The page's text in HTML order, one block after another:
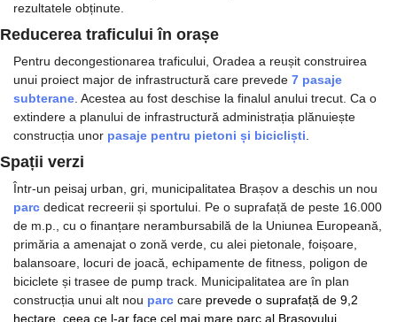
rezultatele obținute.
Reducerea traficului în orașe
Pentru decongestionarea traficului, Oradea a reușit construirea
unui proiect major de infrastructură care prevede 7 pasaje
subterane . Acestea au fost deschise la finalul anului trecut. Ca o
extindere a planului de infrastructură administrația plănuiește
construcția unor pasaje pentru pietoni și bicicliști
Spații verzi
parc dedicat recreerii și sportului. Pe o suprafață de peste 16.000
de m.p., cu o finanțare nerambursabilă de la Uniunea Europeană,
primăria a amenajat o zonă verde, cu alei pietonale, foișoare,
balansoare, locuri de joacă, echipamente de fitness, poligon de
biciclete și trasee de pump track. Municipalitatea are în plan
construcția unui alt nou parc care prevede o suprafață de 9,2
hectare, ceea ce l-ar face cel mai mare parc al Brașovului.